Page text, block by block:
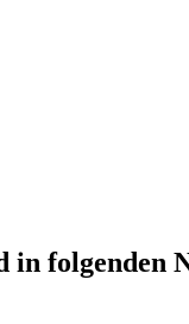
folgenden